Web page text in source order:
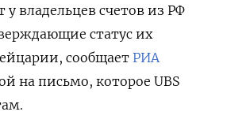
у владельцев счетов из РФ
статус их
сообщает РИА
на письмо, которое UBS